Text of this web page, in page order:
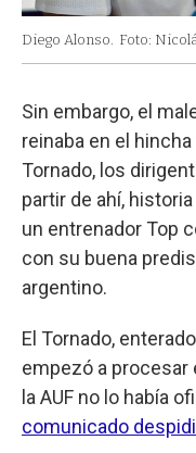
Diego Alonso. Foto:
Sin embargo, el
reinaba en el
Tornado, los
partir de ahí,
un entrenador Top
con su buena
argentino.
El Tornado,
empezó a procesar
la AUF no lo había
comunicado